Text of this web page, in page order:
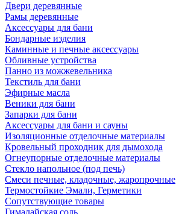
Двери деревянные
Рамы деревянные
Аксессуары для бани
Бондарные изделия
Каминные и печные аксессуары
Обливные устройства
Панно из можжевельника
Текстиль для бани
Эфирные масла
Веники для бани
Запарки для бани
Аксессуары для бани и сауны
Изоляционные отделочные материалы
Кровельный проходник для дымохода
Огнеупорные отделочные материалы
Стекло напольное (под печь)
Смеси печные, кладочные, жаропрочные
Термостойкие Эмали, Герметики
Сопутствующие товары
Гималайская соль